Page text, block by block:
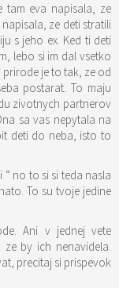
eva napisala, ze
ze deti stratili
s jeho ex. Ked ti deti
lebo si im dal vsetko
je to tak, ze od
postarat. To maju
zivotnych partnerov
sa vas nepytala na
deti do neba, isto to
no to si si teda nasla
To su tvoje jedine
Ani v jednej vete
by ich nenavidela.
precitaj si prispevok